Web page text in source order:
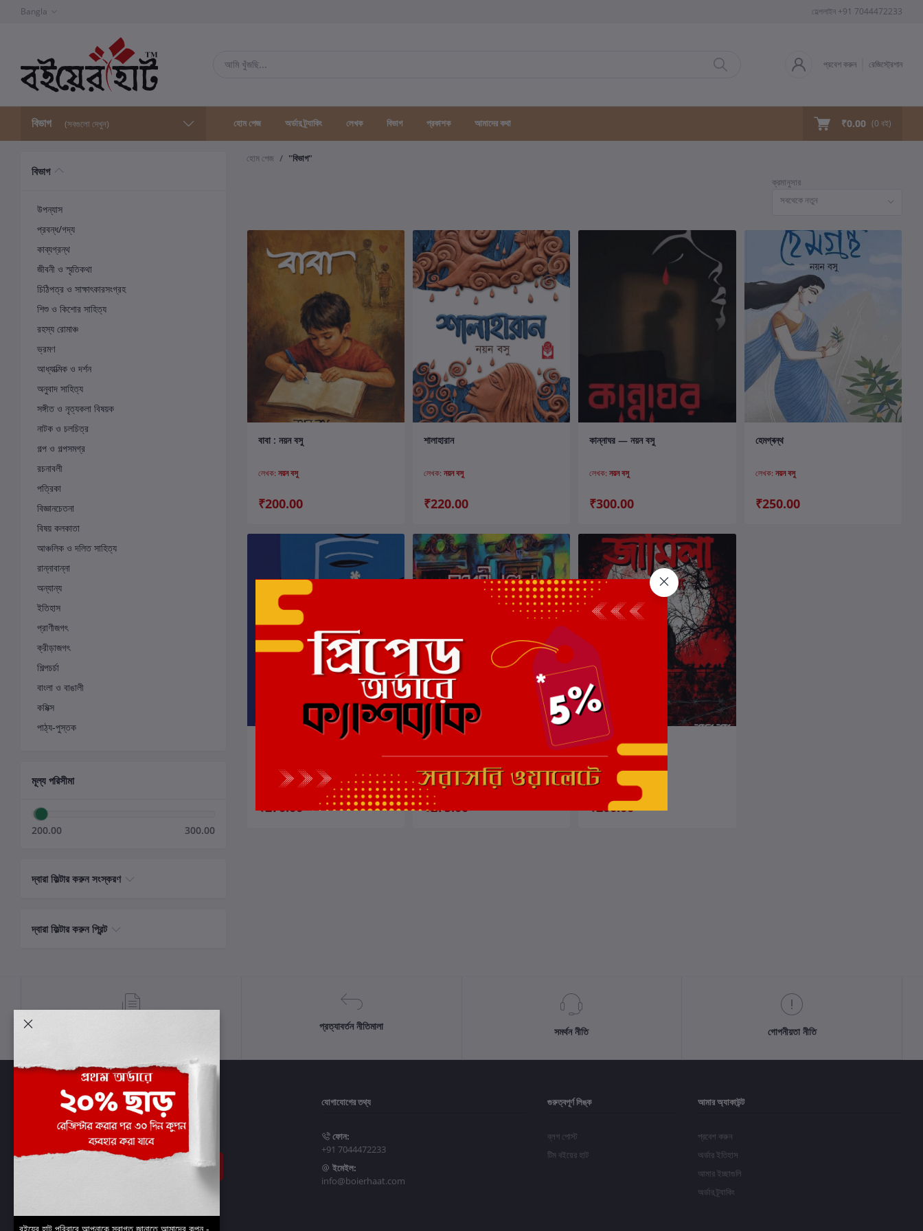
Bangla হেল্পলাইন +91 7044472233
প্রবেশ করুন রেজিস্ট্রেশান
বিভাগ (সবগুলো দেখুন) হোম পেজ অর্ডার ট্র্যাকিং লেখক বিভাগ প্রকাশক আমাদের কথা ₹0.00 (0 বই)
বিভাগ
উপন্যাস
প্রবন্ধ/গদ্য
কাব্যগ্রন্থ
জীবনী ও স্মৃতিকথা
চিঠিপত্র ও সাক্ষাৎকারসংগ্রহ
শিশু ও কিশোর সাহিত্য
রহস্য রোমাঞ্চ
ভ্রমণ
আধ্যাত্মিক ও দর্শন
অনুবাদ সাহিত্য
সঙ্গীত ও নৃত্যকলা বিষয়ক
নাটক ও চলচিত্র
গল্প ও গল্পসমগ্র
রচনাবলী
পত্রিকা
বিজ্ঞানচেতনা
বিষয় কলকাতা
আঞ্চলিক ও দলিত সাহিত্য
রান্নাবান্না
অন্যান্য
ইতিহাস
প্রাণীজগৎ
ক্রীড়াজগৎ
শিল্পচর্চা
বাংলা ও বাঙালী
কমিক্স
পাঠ্য-পুস্তক
মূল্য পরিসীমা
200.00 300.00
দ্বারা ফিল্টার করুন সংস্করণ
দ্বারা ফিল্টার করুন প্রিন্ট
হোম পেজ
"বিভাগ"
ক্রমানুসার
সবথেকে নতুন
কার্টে যোগ করুন
বাবা : নয়ন বসু
লেখক: নয়ন বসু
₹200.00
শালাহারান
লেখক: নয়ন বসু
₹220.00
কার্টে যোগ করুন
কান্নাঘর — নয়ন বসু
লেখক:নয়ন বসু
₹300.00
হেমগ্ৰন্থ
লেখক: নয়ন বসু
₹250.00
কার্টে যোগ করুন
নয়ন বসু
₹270.00
সুন্দরী লেন
লেখক:নয়ন বসু
₹275.00
কার্টে যোগ করুন
জামিলা ও অন্যান্য
লেখক: নয়ন বসু
₹200.00
প্রত্যাবর্তন নীতিমালা সমর্থন নীতি গোপনীয়তা নীতি
সাবস্ক্রাইব
যোগাযোগের তথ্য
ফোন:
+91 7044472233
ইমেইল:
info@boierhaat.com
গুরুত্বপূর্ণ লিঙ্ক
ব্লগ পোস্ট
টিম বইয়ের হাট
আমার অ্যাকাউন্ট
প্রবেশ করুন
অর্ডার ইতিহাস
আমার ইচ্ছাগুলি
অর্ডার ট্র্যাকিং